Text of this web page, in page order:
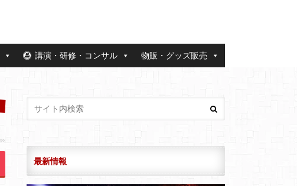
講演・研修・コンサル 物販・グッズ販売
最新情報